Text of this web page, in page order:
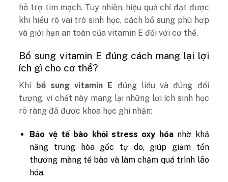
hỗ trợ tim mạch. Tuy nhiên, hiệu quả chỉ đạt được
khi hiểu rõ vai trò sinh học, cách bổ sung phù hợp
và giới hạn an toàn của vitamin E đối với cơ thể.
Bổ sung vitamin E đúng cách mang lại lợi
ích gì cho cơ thể?
Khi bổ sung vitamin E đúng liều và đúng đối
tượng, vi chất này mang lại những lợi ích sinh học
rõ ràng đã được khoa học ghi nhận:
Bảo vệ tế bào khỏi stress oxy hóanhờ khả
năng trung hòa gốc tự do, giúp giảm tổn
thương màng tế bào và làm chậm quá trình lão
hóa.